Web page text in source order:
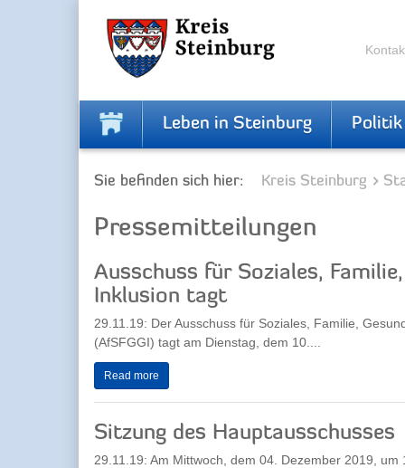
Leben in Steinburg Politik
Sie befinden sich hier: Kreis Steinburg
Pressemitteilungen
Ausschuss für Soziales,
Inklusion tagt
29.11.19: Der Ausschuss für Soziales, Familie,
(AfSFGGI) tagt am Dienstag, dem 10....
Read more
Sitzung des Hauptausschusses
29.11.19: Am Mittwoch, dem 04. Dezember 2019,